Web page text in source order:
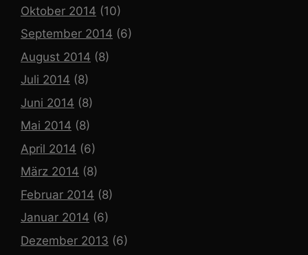
Oktober 2014 (10)
September 2014 (6)
August 2014 (8)
Juli 2014 (8)
Juni 2014 (8)
Mai 2014 (8)
April 2014 (6)
März 2014 (8)
Februar 2014 (8)
Januar 2014 (6)
Dezember 2013 (6)